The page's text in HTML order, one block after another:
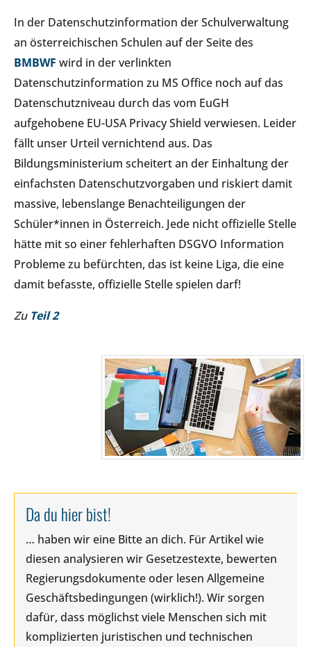
In der Datenschutzinformation der Schulverwaltung
an österreichischen Schulen auf der Seite des
BMBWF wird in der verlinkten
Datenschutzinformation zu MS Office noch auf das
Datenschutzniveau durch das vom EuGH
aufgehobene EU-USA Privacy Shield verwiesen. Leider
fällt unser Urteil vernichtend aus. Das
Bildungsministerium scheitert an der Einhaltung der
einfachsten Datenschutzvorgaben und riskiert damit
massive, lebenslange Benachteiligungen der
Schüler*innen in Österreich. Jede nicht offizielle Stelle
hätte mit so einer fehlerhaften DSGVO Information
Probleme zu befürchten, das ist keine Liga, die eine
damit befasste, offizielle Stelle spielen darf!
Zu Teil 2
Da du hier bist!
… haben wir eine Bitte an dich. Für Artikel wie
diesen analysieren wir Gesetzestexte, bewerten
Regierungsdokumente oder lesen Allgemeine
Geschäftsbedingungen (wirklich!). Wir sorgen
dafür, dass möglichst viele Menschen sich mit
komplizierten juristischen und technischen